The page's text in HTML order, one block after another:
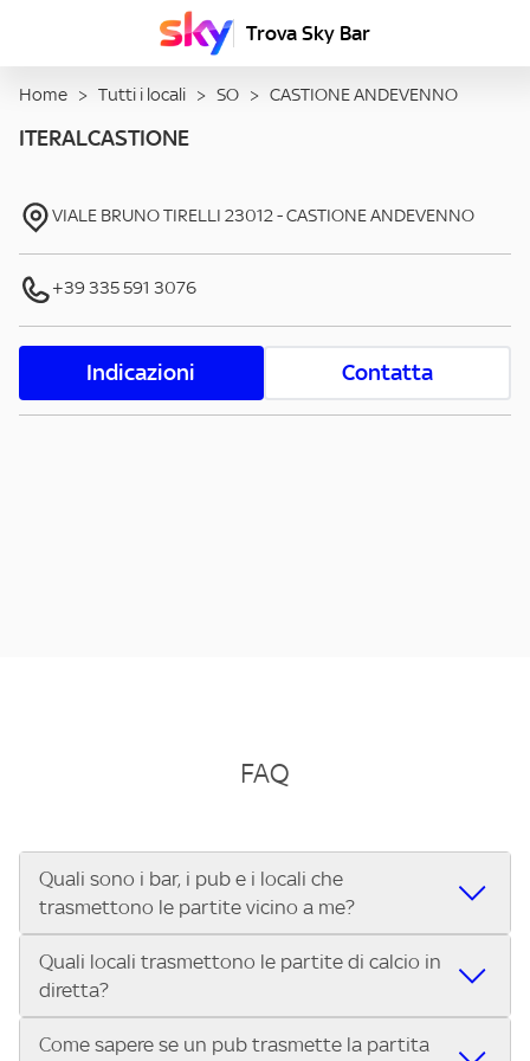
Trova Sky Bar
Home > Tutti i locali > SO > CASTIONE ANDEVENNO
ITERALCASTIONE
VIALE BRUNO TIRELLI 23012-CASTIONE ANDEVENNO
+39 335 591 3076
Indicazioni Contatta
FAQ
Quali sono i bar, i pub e i locali che
trasmettono le partite vicino a me?
Se cerchi un bar, pub, ristorante o locale vicino a te per
vedere le partite di Serie A ENILIVE, la Serie C Sky Wifi, la
UEFA Champions League, la UEFA Europa League, la UEFA
Conference League, il Tennis, la Formula 1®, la MotoGP™ e
Quali locali trasmettono le partite di calcio in
diretta?
Vuoi sapere quali bar, pub o ristoranti mostrano le partite
Come sapere se un pub trasmette la partita